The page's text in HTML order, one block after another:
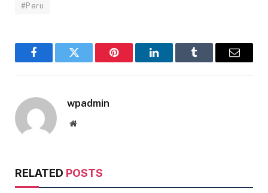
#Peru
FacebookTwitter Pinterest LinkedInTumblr Email
wpadmin
Website
RELATED POSTS